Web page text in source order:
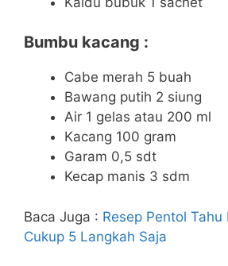
Bumbu kacang :
Cabe merah 5 buah
Bawang putih 2 siung
Air 1 gelas atau 200 ml
Kacang 100 gram
Garam 0,5 sdt
Kecap manis 3 sdm
Baca Juga : Resep Pentol Tahu
Cukup 5 Langkah Saja